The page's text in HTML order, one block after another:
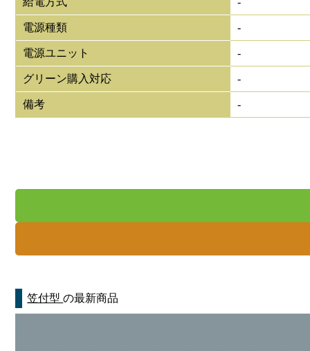
電源種類 -
電源ユニット -
グリーン購入対応 -
備考 -
笠付型の最新商品